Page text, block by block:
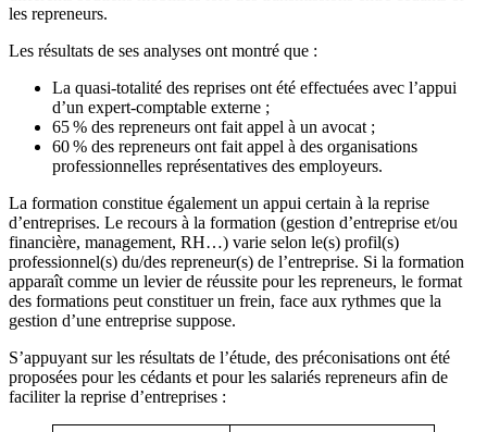
les repreneurs.
Les résultats de ses analyses ont montré que :
La quasi-totalité des reprises ont été effectuées avec l’appui
d’un expert-comptable externe ;
65 % des repreneurs ont fait appel à un avocat ;
60 % des repreneurs ont fait appel à des organisations
professionnelles représentatives des employeurs.
La formation constitue également un appui certain à la reprise
d’entreprises. Le recours à la formation (gestion d’entreprise et/ou
financière, management, RH…) varie selon le(s) profil(s)
professionnel(s) du/des repreneur(s) de l’entreprise. Si la formation
apparaît comme un levier de réussite pour les repreneurs, le format
des formations peut constituer un frein, face aux rythmes que la
gestion d’une entreprise suppose.
S’appuyant sur les résultats de l’étude, des préconisations ont été
proposées pour les cédants et pour les salariés repreneurs afin de
faciliter la reprise d’entreprises :